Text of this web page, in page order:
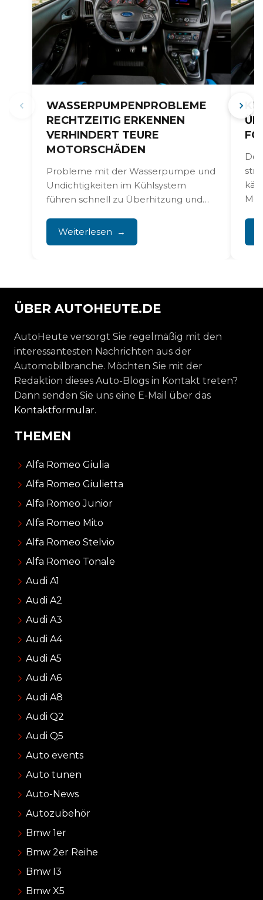
WASSERPUMPENPROBLEME
RECHTZEITIG ERKENNEN
VERHINDERT TEURE
MOTORSCHÄDEN
Probleme mit der Wasserpumpe und
Undichtigkeiten im Kühlsystem
führen schnell zu Überhitzung und
sie nicht rechtzeitig...
Weiterlesen
ÜBER AUTOHEUTE.DE
AutoHeute versorgt Sie regelmäßig mit den
interessantesten Nachrichten aus der
Automobilbranche. Möchten Sie mit der
Redaktion dieses Auto-Blogs in Kontakt treten?
Dann senden Sie uns eine E-Mail über das
Kontaktformular.
THEMEN
Alfa Romeo Giulia
Alfa Romeo Giulietta
Alfa Romeo Junior
Alfa Romeo Mito
Alfa Romeo Stelvio
Alfa Romeo Tonale
Audi A1
Audi A2
Audi A3
Audi A4
Audi A5
Audi A6
Audi A8
Audi Q2
Audi Q5
Auto events
Auto tunen
Auto-News
Autozubehör
Bmw 1er
Bmw 2er Reihe
Bmw I3
Bmw X5